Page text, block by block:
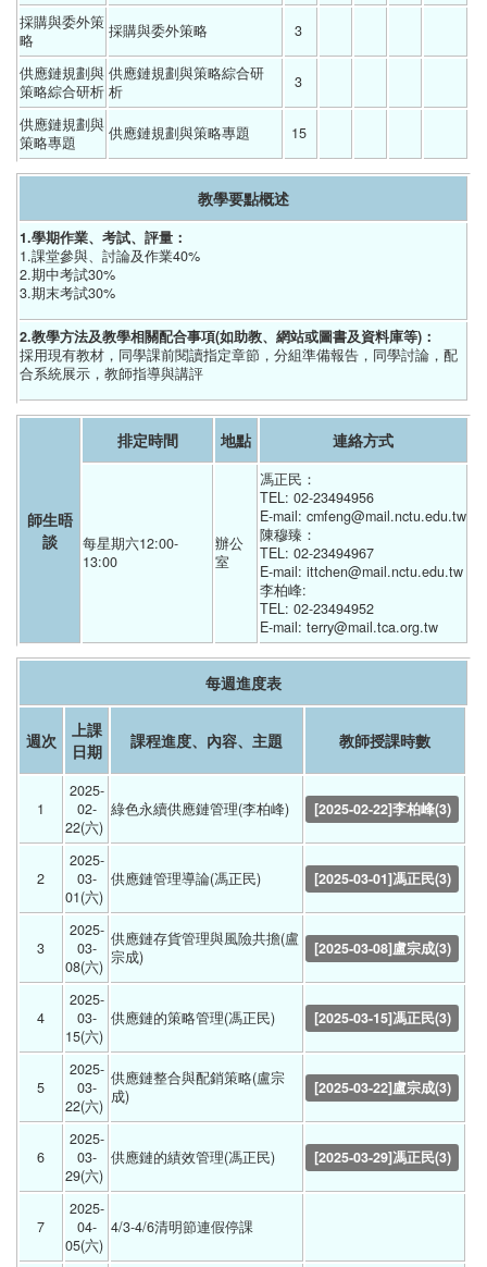
採購與委外策
略
採購與委外策略 3
供應鏈規劃與
策略綜合研析
供應鏈規劃與策略綜合研
析
3
供應鏈規劃與
策略專題
供應鏈規劃與策略專題 15
教學要點概述
1.學期作業、考試、評量：
1.課堂參與、討論及作業40%
2.期中考試30%
3.期末考試30%
2.教學方法及教學相關配合事項(如助教、網站或圖書及資料庫等)：
採用現有教材，同學課前閱讀指定章節，分組準備報告，同學討論，配
合系統展示，教師指導與講評
師生晤
談
排定時間 地點 連絡方式
每星期六12:00-
13:00
辦公
室
馮正民：
TEL: 02-23494956
E-mail: cmfeng@mail.nctu.edu.tw
陳穆臻：
TEL: 02-23494967
E-mail: ittchen@mail.nctu.edu.tw
李柏峰:
TEL: 02-23494952
E-mail: terry@mail.tca.org.tw
每週進度表
週次
上課
日期
課程進度、內容、主題 教師授課時數
1
2025-
02-
22(六)
綠色永續供應鏈管理(李柏峰) [2025-02-22]李柏峰(3)
2
2025-
03-
01(六)
供應鏈管理導論(馮正民) [2025-03-01]馮正民(3)
3
2025-
03-
08(六)
供應鏈存貨管理與風險共擔(盧
宗成)
[2025-03-08]盧宗成(3)
4
2025-
03-
15(六)
供應鏈的策略管理(馮正民) [2025-03-15]馮正民(3)
5
2025-
03-
22(六)
供應鏈整合與配銷策略(盧宗
成)
[2025-03-22]盧宗成(3)
6
2025-
03-
29(六)
供應鏈的績效管理(馮正民) [2025-03-29]馮正民(3)
7
2025-
04-
05(六)
4/3-4/6清明節連假停課